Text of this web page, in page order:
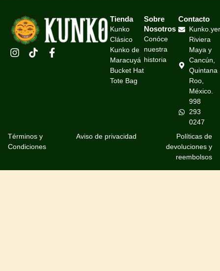
Tienda
Kunko
Clásico
Kunko de
Maracuyá
Bucket Hat
Tote Bag
Sobre
Nosotros
Conóce
nuestra
historia
Contacto
Riviera
Maya y
Cancún,
Quintana
Roo,
México.
998
293
0247
Términos y
Condiciones
Aviso de privacidad
Políticas de
devoluciones y
reembolsos